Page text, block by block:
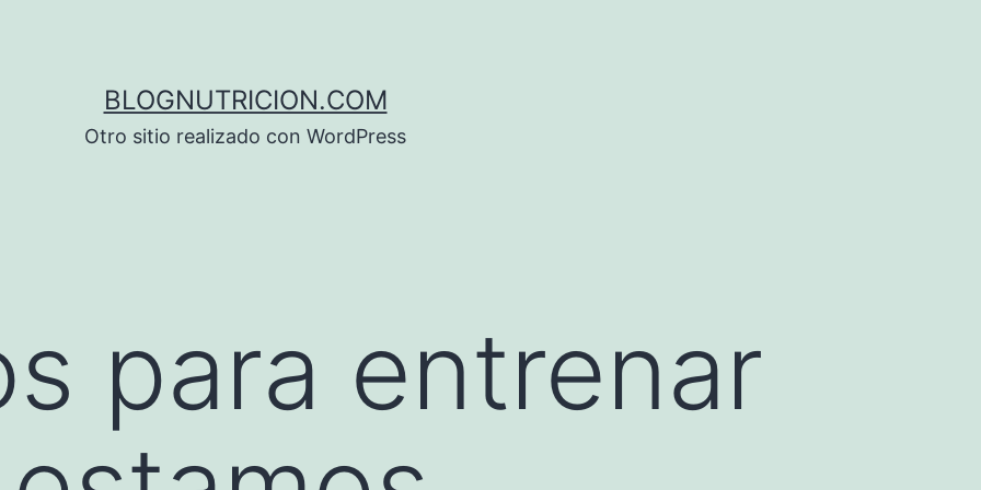
BLOGNUTRICION.COM
Otro sitio realizado con WordPress
para entrenar